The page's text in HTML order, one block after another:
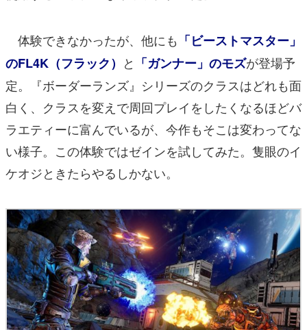
体験できなかったが、他にも 「ビーストマスター」
のFL4K（フラック） と 「ガンナー」のモズが登場予
定。『ボーダーランズ』シリーズのクラスはどれも面
白く、クラスを変えで周回プレイをしたくなるほどバ
ラエティーに富んでいるが、今作もそこは変わってな
い様子。この体験ではゼインを試してみた。隻眼のイ
ケオジときたらやるしかない。